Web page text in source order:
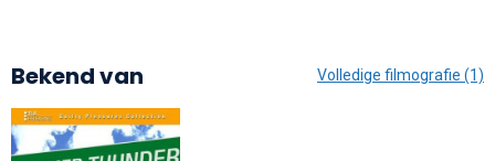
Bekend van Volledige filmografie (1)